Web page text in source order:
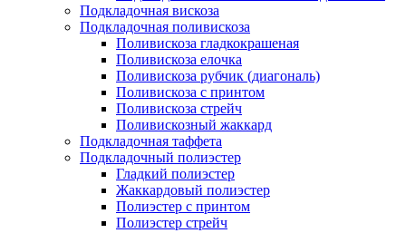
Подкладочная вискоза
Подкладочная поливискоза
Поливискоза гладкокрашеная
Поливискоза елочка
Поливискоза рубчик (диагональ)
Поливискоза с принтом
Поливискоза стрейч
Поливискозный жаккард
Подкладочная таффета
Подкладочный полиэстер
Гладкий полиэстер
Жаккардовый полиэстер
Полиэстер с принтом
Полиэстер стрейч